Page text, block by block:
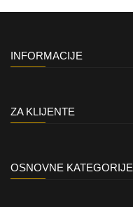
INFORMACIJE
ZA KLIJENTE
OSNOVNE KATEGORIJE